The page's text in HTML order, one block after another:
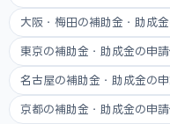
大阪・梅田の補助金・助成
東京の補助金・助成金の申
名古屋の補助金・助成金の
京都の補助金・助成金の申